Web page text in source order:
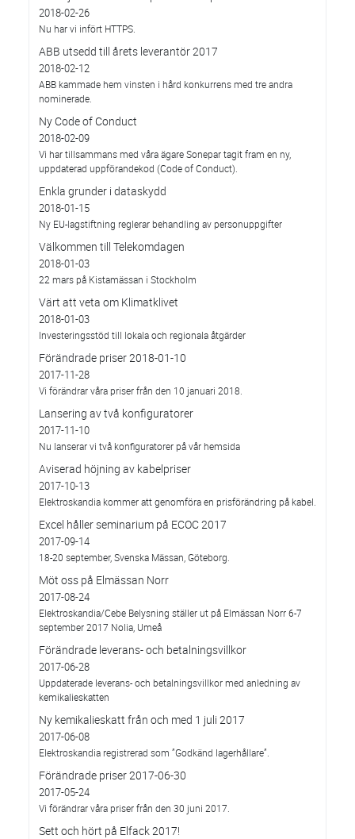
2018-02-26
Nu har vi infört HTTPS.
ABB utsedd till årets leverantör 2017
2018-02-12
ABB kammade hem vinsten i hård konkurrens med tre andra
nominerade.
Ny Code of Conduct
2018-02-09
Vi har tillsammans med våra ägare Sonepar tagit fram en ny,
uppdaterad uppförandekod (Code of Conduct).
Enkla grunder i dataskydd
2018-01-15
Ny EU-lagstiftning reglerar behandling av personuppgifter
Välkommen till Telekomdagen
2018-01-03
22 mars på Kistamässan i Stockholm
Värt att veta om Klimatklivet
2018-01-03
Investeringsstöd till lokala och regionala åtgärder
Förändrade priser 2018-01-10
2017-11-28
Vi förändrar våra priser från den 10 januari 2018.
Lansering av två konfiguratorer
2017-11-10
Nu lanserar vi två konfiguratorer på vår hemsida
Aviserad höjning av kabelpriser
2017-10-13
Elektroskandia kommer att genomföra en prisförändring på kabel.
Excel håller seminarium på ECOC 2017
2017-09-14
18-20 september, Svenska Mässan, Göteborg.
Möt oss på Elmässan Norr
2017-08-24
Elektroskandia/Cebe Belysning ställer ut på Elmässan Norr 6-7
september 2017 Nolia, Umeå
Förändrade leverans- och betalningsvillkor
2017-06-28
Uppdaterade leverans- och betalningsvillkor med anledning av
kemikalieskatten
Ny kemikalieskatt från och med 1 juli 2017
2017-06-08
Elektroskandia registrerad som ”Godkänd lagerhållare”.
Förändrade priser 2017-06-30
2017-05-24
Vi förändrar våra priser från den 30 juni 2017.
Sett och hört på Elfack 2017!